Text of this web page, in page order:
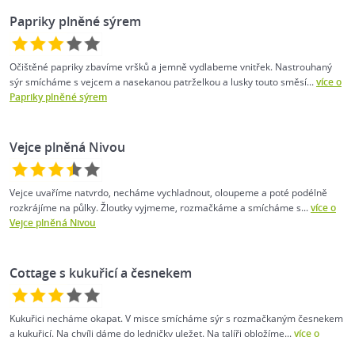
Papriky plněné sýrem
Očištěné papriky zbavíme vršků a jemně vydlabeme vnitřek. Nastrouhaný
sýr smícháme s vejcem a nasekanou patrželkou a lusky touto směsí...více o
Papriky plněné sýrem
Vejce plněná Nivou
Vejce uvaříme natvrdo, necháme vychladnout, oloupeme a poté podélně
rozkrájíme na půlky. Žloutky vyjmeme, rozmačkáme a smícháme s...více o
Vejce plněná Nivou
Cottage s kukuřicí a česnekem
Kukuřici necháme okapat. V misce smícháme sýr s rozmačkaným česnekem
a kukuřicí. Na chvíli dáme do ledničky uležet. Na talíři obložíme...více o